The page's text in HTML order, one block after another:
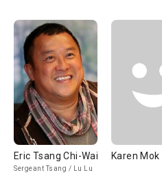
Eric Tsang Chi-Wai
Sergeant Tsang / Lu Lu
Karen Mok